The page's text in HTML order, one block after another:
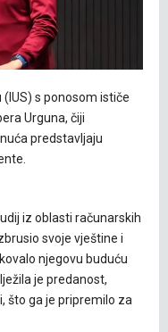
s ponosom ističe
Urguna, čiji
predstavljaju
iz oblasti računarskih
svoje vještine i
njegovu buduću
je predanost,
što ga je pripremilo za